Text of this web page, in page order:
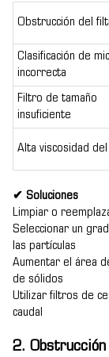
Obstrucción del
Clasificación de
incorrecta
Filtro de tamaño
insuficiente
Alta viscosidad
✔ Soluciones
Limpiar o
Seleccionar un
las partículas
Aumentar el área
de sólidos
Utilizar filtros de
caudal
2.